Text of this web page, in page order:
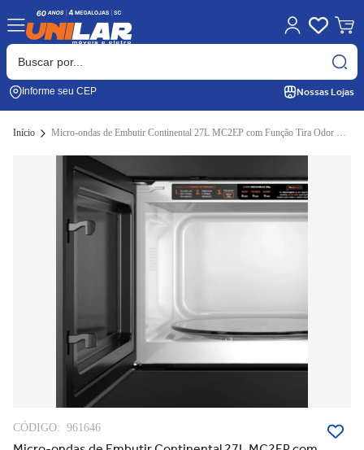
Informe seu CEP Nossas Lojas
Início Micro-ondas de Embutir Continental 27L MC2EP com Função Tira Odor Preto 220V
CÓDIGO: 961646